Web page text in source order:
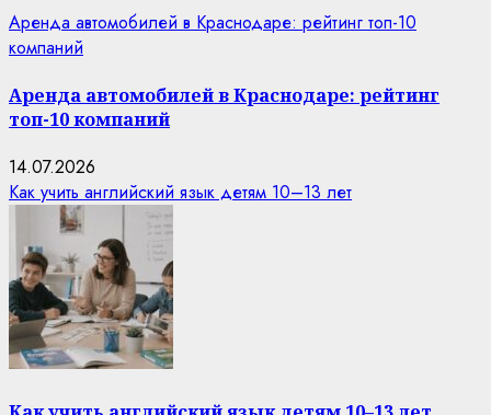
Аренда автомобилей в Краснодаре: рейтинг топ-10
компаний
Аренда автомобилей в Краснодаре: рейтинг
топ-10 компаний
14.07.2026
Как учить английский язык детям 10–13 лет